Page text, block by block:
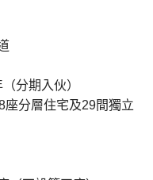
分期入伙）
座分層住宅及29間獨立